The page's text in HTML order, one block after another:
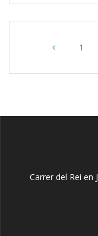
1
Carrer del Rei en